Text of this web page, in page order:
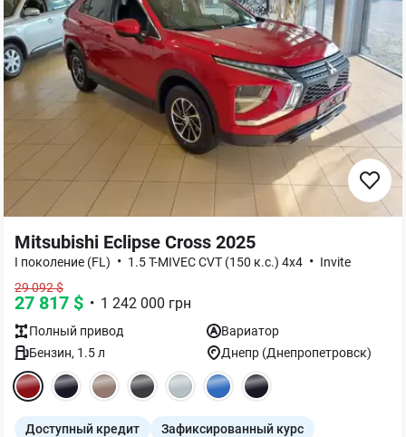
Mitsubishi Eclipse Cross 2025
I поколение (FL) • 1.5 T-MIVEC CVT (150 к.с.) 4x4 • Invite
29 092$
27 817 $ • 1 242 000 грн
Полный привод
Вариатор
Бензин, 1.5л Днепр (Днепропетровск)
Доступный кредит Зафиксированный курс